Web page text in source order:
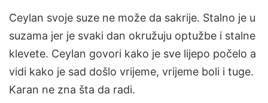
Ceylan svoje suze ne može da sakrije. Stalno je u
suzama jer je svaki dan okružuju optužbe i stalne
klevete. Ceylan govori kako je sve lijepo počelo a
vidi kako je sad došlo vrijeme, vrijeme boli i tuge.
Karan ne zna šta da radi.